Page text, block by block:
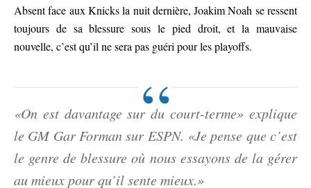
Absent face aux Knicks la nuit dernière, Joakim Noah se ressent
toujours de sa blessure sous le pied droit, et la mauvaise
nouvelle, c’est qu’il ne sera pas guéri pour les playoffs.
«On est davantage sur du court-terme» explique
le GM Gar Forman sur ESPN. «Je pense que c’est
le genre de blessure où nous essayons de la gérer
au mieux pour qu’il sente mieux.»